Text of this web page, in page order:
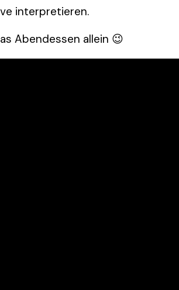
interpretieren.
Abendessen allein 😉